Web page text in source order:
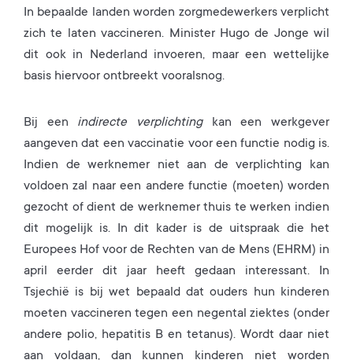
In bepaalde landen worden zorgmedewerkers verplicht
zich te laten vaccineren. Minister Hugo de Jonge wil
dit ook in Nederland invoeren, maar een wettelijke
basis hiervoor ontbreekt vooralsnog.
Bij een indirecte verplichtingkan een werkgever
aangeven dat een vaccinatie voor een functie nodig is.
Indien de werknemer niet aan de verplichting kan
voldoen zal naar een andere functie (moeten) worden
gezocht of dient de werknemer thuis te werken indien
dit mogelijk is. In dit kader is de uitspraak die het
Europees Hof voor de Rechten van de Mens (EHRM) in
april eerder dit jaar heeft gedaan interessant. In
Tsjechië is bij wet bepaald dat ouders hun kinderen
moeten vaccineren tegen een negental ziektes (onder
andere polio, hepatitis B en tetanus). Wordt daar niet
aan voldaan, dan kunnen kinderen niet worden